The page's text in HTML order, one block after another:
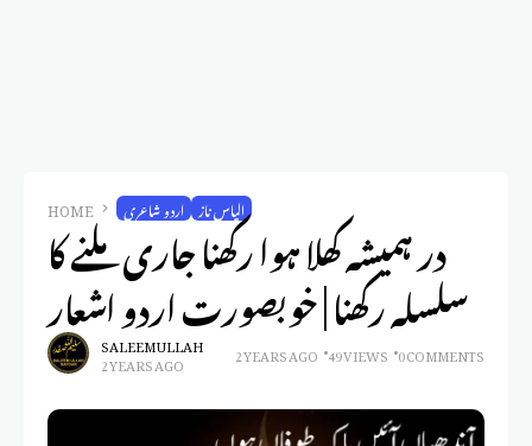
HOME اردو شاعری الیاس ناز
در ہمیشہ کھلا ہوا رکھنا جاری ملنے کا
سلسلہ رکھنا | خوبصورت اردو اشعار
SALEEM ULLAH
2 YEARS AGO 2 YEARS AGO 49 VIEWS 0 COMMENTS